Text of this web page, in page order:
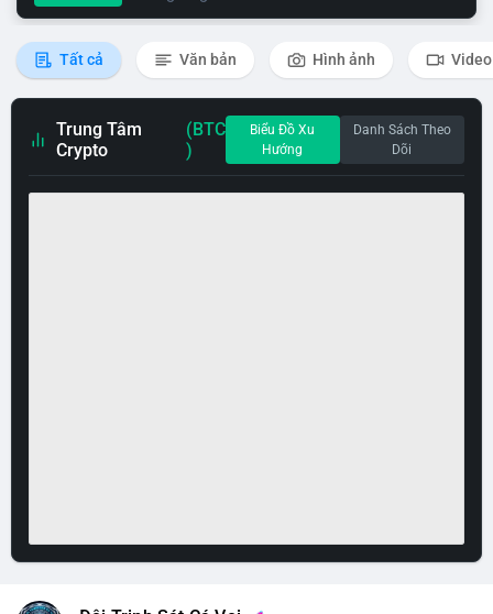
Tất cả Văn bản Hình ảnh Video
Trung Tâm
Crypto
(BTC
)
Biểu Đồ Xu
Hướng
Danh Sách Theo
Dõi